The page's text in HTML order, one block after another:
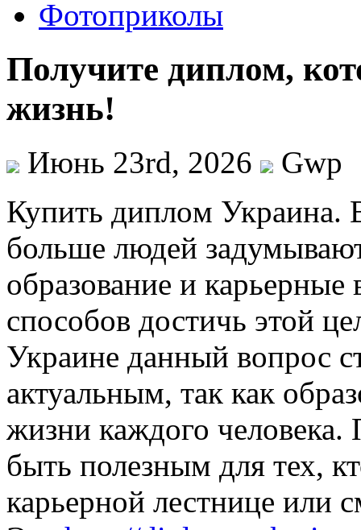
Фотоприколы
Получите диплом,
жизнь!
Июнь 23rd, 2026
Gwp
Купить диплoм Укрaинa.
больше людей
образование и
способов достичь этой
Украине данный вопрос
актуальным, так как
жизни каждого
быть полезным для тех,
карьерной лестнице или